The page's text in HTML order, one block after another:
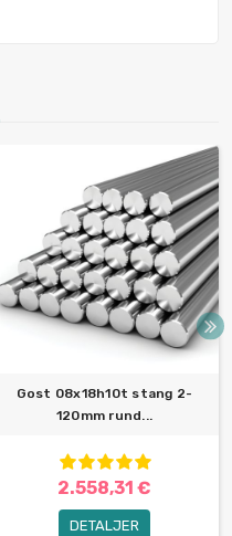
Gost 08x18h10t stang 2-
120mm rund...
2.558,31 €
DETALJER